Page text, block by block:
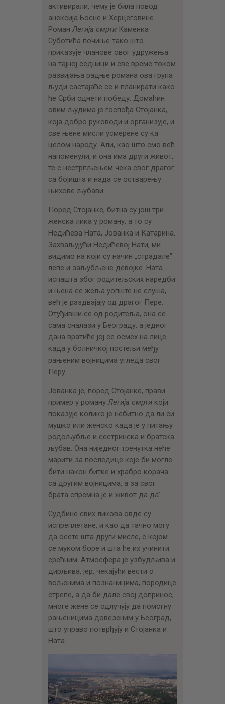
активирали, чему је била повод
анексија Босне и Херцеговине.
Роман Легија смртиКаменка
Суботића почиње тако што
приказује чланове овог удружења
на тајној седници и све време током
развијања радње романа ова група
људи састајаће се и планирати како
ће Срби однети победу. Домаћин
овим људима је госпођа Стојанка,
која добро руководи и организује, и
све њене мисли усмерене су ка
целом народу. Али, као што смо већ
напоменули, и она има други живот,
те с нестрпљењем чека свог драгог
са бојишта и нада се остварењу
њихове љубави.
Поред Стојанке, битна су још три
женска лика у роману, а то су
Недићева Ната, Јованка и Катарина.
Захваљујући Недићевој Нати, ми
видимо на који су начин „страдале”
лепе и заљубљене девојке. Ната
испашта због родитељских наредби
и њена се жеља уопште не слуша,
већ је раздвајају од драгог Пере.
Отуђивши се од родитеља, она се
сама сналази у Београду, а једног
дана вратиће јој се осмех на лице
када у болничкој постељи међу
рањеним војницима угледа свог
Перу.
Јованка је, поред Стојанке, прави
пример у роману Легија смртикоји
показује колико је небитно да ли си
мушко или женско када је у питању
родољубље и сестринска и братска
љубав. Она ниједног тренутка неће
марити за последице које би могле
бити након битке и храбро корача
са другим војницима, а за свог
брата спремна је и живот да да̂.
Судбине свих ликова овде су
испреплетане, и као да тачно могу
да осете шта други мисле, с којом
се муком боре и шта ће их учинити
срећним. Атмосфера је узбудљива и
дирљива, јер, чекајући вести о
вољенима и познаницима, породице
стрепе, а да би дале свој допринос,
многе жене се одлучују да помогну
рањеницима довезеним у Београд,
што управо потврђују и Стојанка и
Ната.